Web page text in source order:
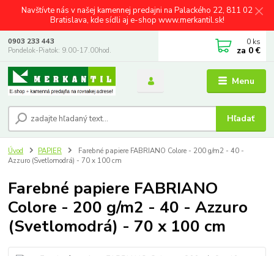
Navštívte nás v našej kamennej predajni na Palackého 22, 811 02
Bratislava, kde sídli aj e-shop www.merkantil.sk!
Menu
Hľadať
0903 233 443
Pondelok-Piatok: 9.00-17.00hod.
0 ks
za 0 €
Úvod PAPIER
Farebné papiere FABRIANO Colore - 200 g/m2 - 40 -
Azzuro (Svetlomodrá) - 70 x 100 cm
Farebné papiere FABRIANO
Colore - 200 g/m2 - 40 - Azzuro
(Svetlomodrá) - 70 x 100 cm